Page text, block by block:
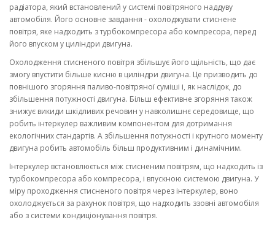
радіатора, який встановлений у системі повітряного наддуву
автомобіля. Його основне завдання - охолоджувати стиснене
повітря, яке надходить з турбокомпресора або компресора, перед
його впуском у циліндри двигуна.
Охолодження стисненого повітря збільшує його щільність, що дає
змогу впустити більше кисню в циліндри двигуна. Це призводить до
повнішого згоряння паливо-повітряної суміші і, як наслідок, до
збільшення потужності двигуна. Більш ефективне згоряння також
знижує викиди шкідливих речовин у навколишнє середовище, що
робить інтеркулер важливим компонентом для дотримання
екологічних стандартів. А збільшення потужності і крутного моменту
двигуна робить автомобіль більш продуктивним і динамічним.
Інтеркулер встановлюється між стисненим повітрям, що надходить із
турбокомпресора або компресора, і впускною системою двигуна. У
міру проходження стисненого повітря через інтеркулер, воно
охолоджується за рахунок повітря, що надходить ззовні автомобіля
або з системи кондиціонування повітря.